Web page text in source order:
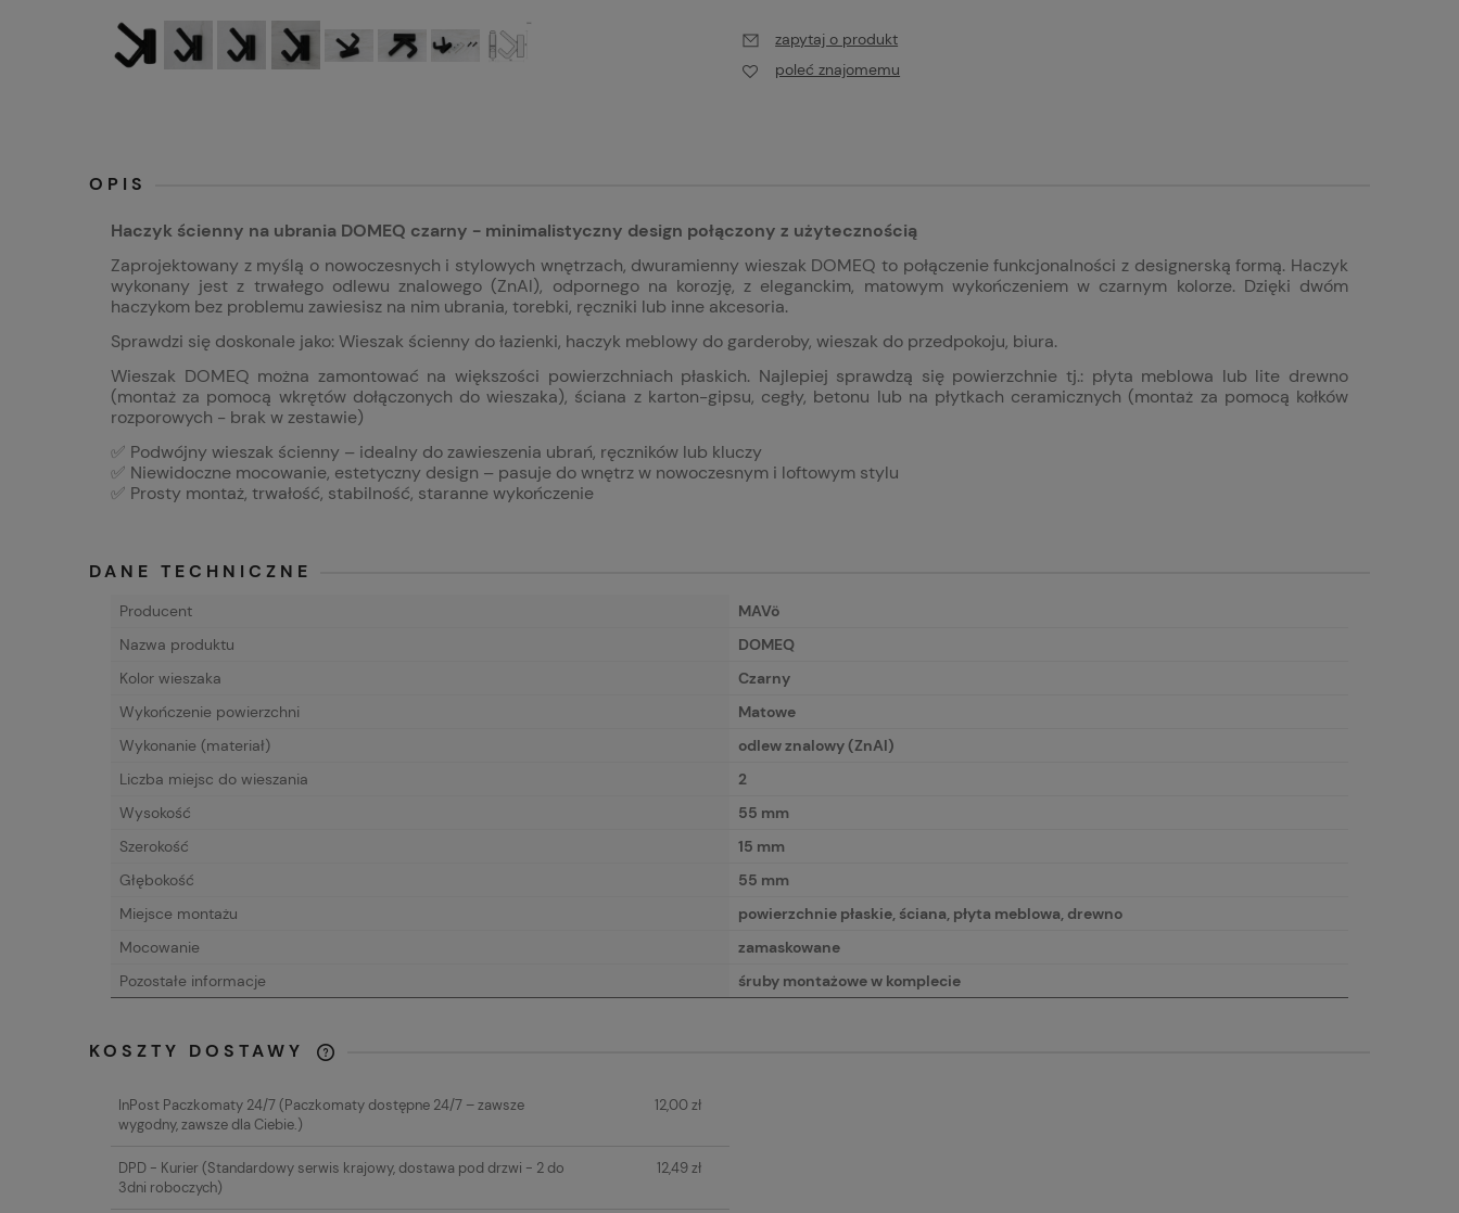
zapytaj o produkt
poleć znajomemu
OPIS
Haczyk ścienny na ubrania DOMEQ czarny - minimalistyczny design połączony z użytecznością
Zaprojektowany z myślą o nowoczesnych i stylowych wnętrzach, dwuramienny wieszak DOMEQ to połączenie funkcjonalności z designerską formą. Haczyk
wykonany jest z trwałego odlewu znalowego (ZnAl), odpornego na korozję, z eleganckim, matowym wykończeniem w czarnym kolorze. Dzięki dwóm
haczykom bez problemu zawiesisz na nim ubrania, torebki, ręczniki lub inne akcesoria.
Sprawdzi się doskonale jako: Wieszak ścienny do łazienki, haczyk meblowy do garderoby, wieszak do przedpokoju, biura.
Wieszak DOMEQ można zamontować na większości powierzchniach płaskich. Najlepiej sprawdzą się powierzchnie tj.: płyta meblowa lub lite drewno
(montaż za pomocą wkrętów dołączonych do wieszaka), ściana z karton-gipsu, cegły, betonu lub na płytkach ceramicznych (montaż za pomocą kołków
rozporowych - brak w zestawie)
✅ Podwójny wieszak ścienny – idealny do zawieszenia ubrań, ręczników lub kluczy
✅ Niewidoczne mocowanie, estetyczny design – pasuje do wnętrz w nowoczesnym i loftowym stylu
✅ Prosty montaż, trwałość, stabilność, staranne wykończenie
DANE TECHNICZNE
Producent
MAVö
Nazwa produktu
DOMEQ
Kolor wieszaka
Czarny
Wykończenie powierzchni
Matowe
Wykonanie (materiał)
odlew znalowy (ZnAl)
Liczba miejsc do wieszania
2
Wysokość
55 mm
Szerokość
15 mm
Głębokość
55 mm
Miejsce montażu
powierzchnie płaskie, ściana, płyta meblowa, drewno
Mocowanie
zamaskowane
Pozostałe informacje
śruby montażowe w komplecie
KOSZTY DOSTAWY
CENA NIE ZAWIERA
InPost Paczkomaty 24/7(Paczkomaty dostępne 24/7 – zawsze
wygodny, zawsze dla Ciebie.)
12,00 zł
DPD - Kurier(Standardowy serwis krajowy, dostawa pod drzwi - 2 do
3dni roboczych)
12,49 zł